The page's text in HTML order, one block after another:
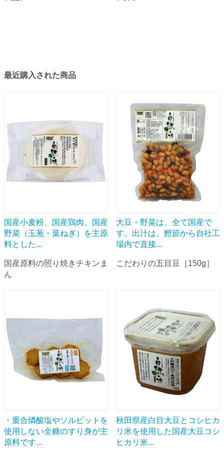
最近購入された商品
国産小麦粉、国産鶏肉、国産
野菜（玉葱・葉ねぎ）を主原
料とした...
国産原料の照り焼きチキンま
ん
大豆・野菜は、全て国産で
す。出汁は、鰹節から自社工
場内で直接...
こだわりの五目豆［150g］
・重合燐酸塩やソルビットを
使用しない全糖のすり身が主
原料です...
秋田県産白目大豆とコシヒカ
リ米を使用した国産大豆コシ
ヒカリ米...